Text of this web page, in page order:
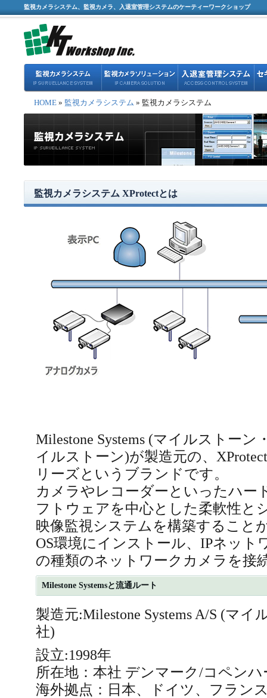
監視カメラシステム、監視カメラ、入退室管理システムのケーティーワークショップ
HOME » 監視カメラシステム » 監視カメラシステム
監視カメラシステム XProtectとは
Milestone Systems (マイルストー
イルストーン)が製造元の、
リーズというブランドです。
カメラやレコーダーといったハー
フトウェアを中心とした柔軟性と
映像監視システムを構築すること
OS環境にインストール、IPネット
の種類のネットワークカメラを接
Milestone Systemsと流通ルート
製造元:Milestone Systems A/S (マ
社)
設立:1998年
所在地：本社 デンマーク/コペンハ
海外拠点：日本、ドイツ、フラン